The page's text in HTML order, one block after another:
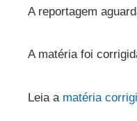
A reportagem
A matéria foi
Leia a matéria